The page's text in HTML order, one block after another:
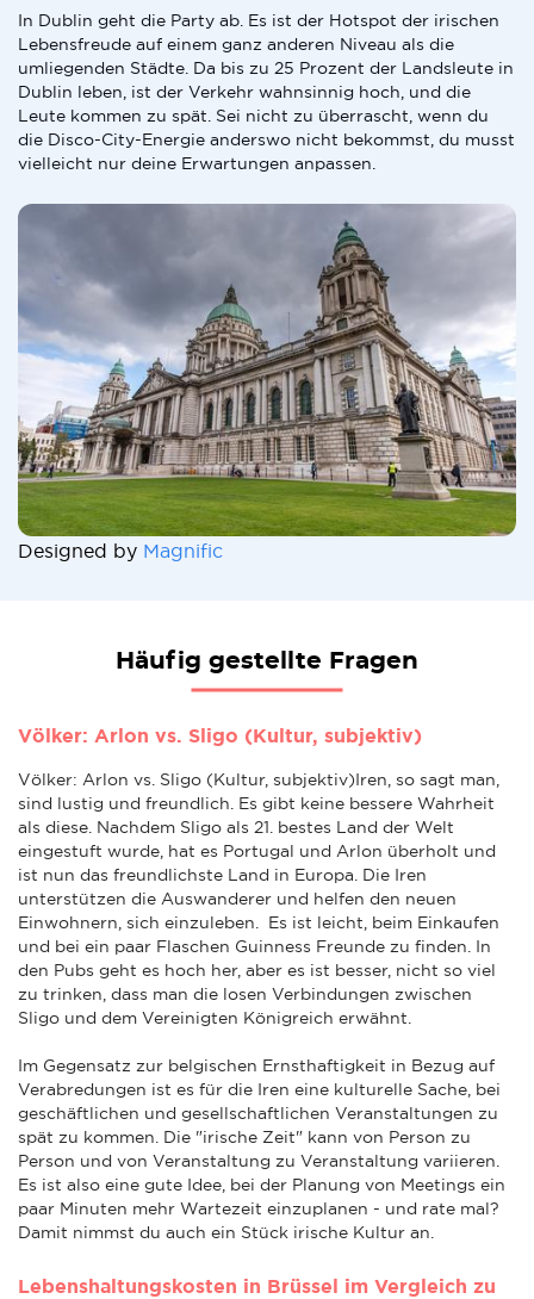
In Dublin geht die Party ab. Es ist der Hotspot der irischen
Lebensfreude auf einem ganz anderen Niveau als die
umliegenden Städte. Da bis zu 25 Prozent der Landsleute in
Dublin leben, ist der Verkehr wahnsinnig hoch, und die
Leute kommen zu spät. Sei nicht zu überrascht, wenn du
die Disco-City-Energie anderswo nicht bekommst, du musst
vielleicht nur deine Erwartungen anpassen.
Designed by Magnific
Häufig gestellte Fragen
Völker: Arlon vs. Sligo (Kultur, subjektiv)
Völker: Arlon vs. Sligo (Kultur, subjektiv)Iren, so sagt man,
sind lustig und freundlich. Es gibt keine bessere Wahrheit
als diese. Nachdem Sligo als 21. bestes Land der Welt
eingestuft wurde, hat es Portugal und Arlon überholt und
ist nun das freundlichste Land in Europa. Die Iren
unterstützen die Auswanderer und helfen den neuen
Einwohnern, sich einzuleben. Es ist leicht, beim Einkaufen
und bei ein paar Flaschen Guinness Freunde zu finden. In
den Pubs geht es hoch her, aber es ist besser, nicht so viel
zu trinken, dass man die losen Verbindungen zwischen
Sligo und dem Vereinigten Königreich erwähnt.
Im Gegensatz zur belgischen Ernsthaftigkeit in Bezug auf
Verabredungen ist es für die Iren eine kulturelle Sache, bei
geschäftlichen und gesellschaftlichen Veranstaltungen zu
spät zu kommen. Die "irische Zeit" kann von Person zu
Person und von Veranstaltung zu Veranstaltung variieren.
Es ist also eine gute Idee, bei der Planung von Meetings ein
paar Minuten mehr Wartezeit einzuplanen - und rate mal?
Damit nimmst du auch ein Stück irische Kultur an.
Lebenshaltungskosten in Brüssel im Vergleich zu